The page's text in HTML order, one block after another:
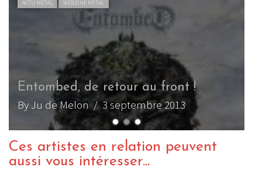
Ces artistes en relation peuvent
aussi vous intéresser...